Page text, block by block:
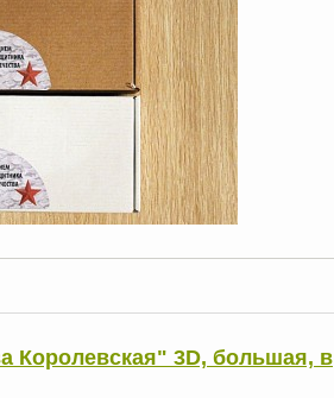
Королевская" 3D, большая, в